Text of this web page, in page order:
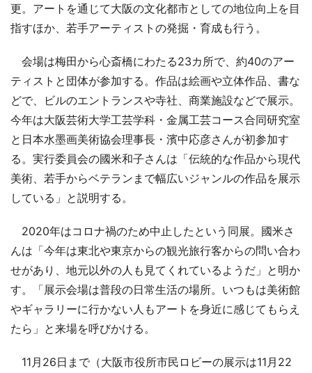
更。アートを通じて大阪の文化都市としての地位向上を目
指すほか、若手アーティストの発掘・育成も行う。
会場は梅田から心斎橋にわたる23カ所で、約40のアー
ティストと団体が参加する。作品は絵画や立体作品、書な
どで、ビルのエントランスや寺社、商業施設などで展示。
今年は大阪芸術大学工芸学科・金属工芸コース合同研究室
と日本水墨画美術協会理事長・濱中応彦さんが初参加す
る。実行委員会の國米和子さんは「伝統的な作品から現代
美術、若手からベテランまで幅広いジャンルの作品を展示
している」と説明する。
2020年はコロナ禍のため中止したという同展。國米さ
んは「今年は東北や東京からの観光旅行客からの問い合わ
せがあり、地元以外の人も見てくれているようだ」と明か
す。「展示会場は普段の日常生活の場所。いつもは美術館
やギャラリーに行かない人もアートを身近に感じてもらえ
たら」と来場を呼びかける。
11月26日まで（大阪市役所市民ロビーの展示は11月22